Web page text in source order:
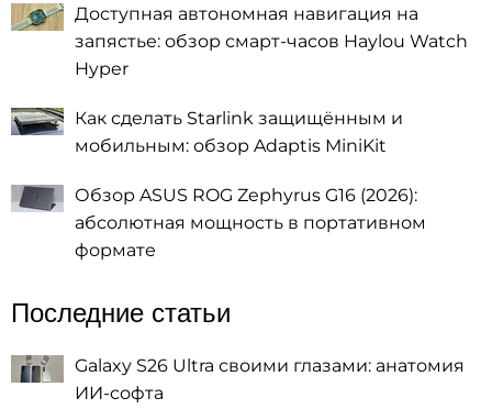
Доступная автономная навигация на
запястье: обзор смарт-часов Haylou Watch
Hyper
Как сделать Starlink защищённым и
мобильным: обзор Adaptis MiniKit
Обзор ASUS ROG Zephyrus G16 (2026):
абсолютная мощность в портативном
формате
Последние статьи
Galaxy S26 Ultra своими глазами: анатомия
ИИ-софта